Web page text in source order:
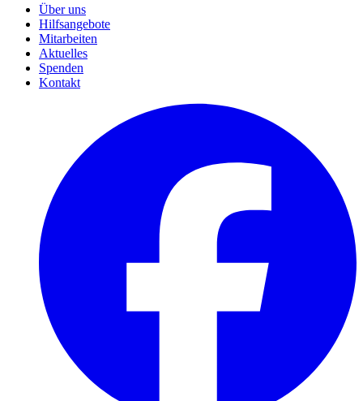
Über uns
Hilfsangebote
Mitarbeiten
Aktuelles
Spenden
Kontakt